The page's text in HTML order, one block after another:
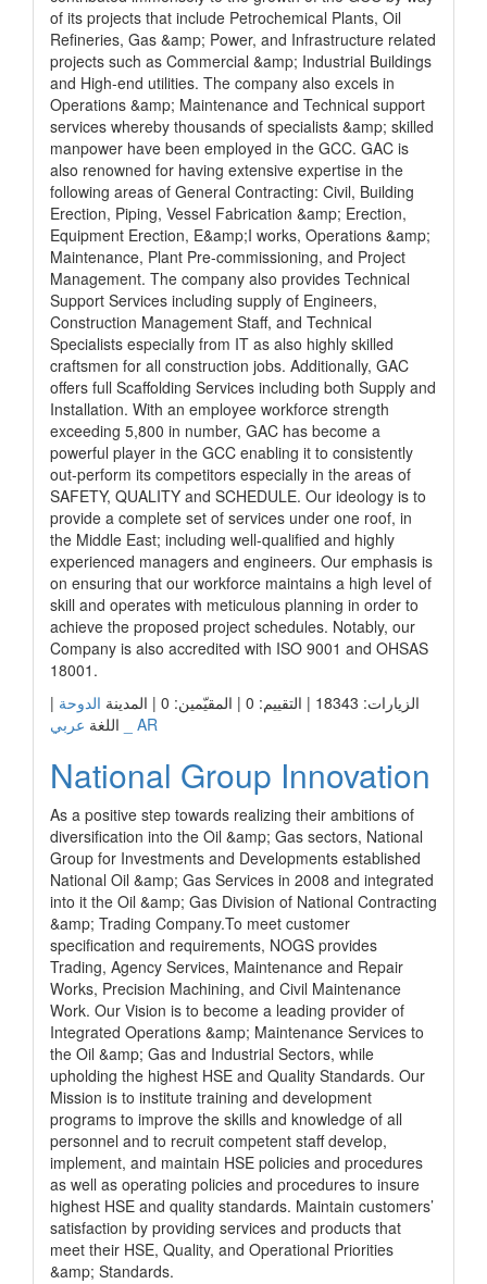
of its projects that include Petrochemical Plants, Oil
Refineries, Gas &amp; Power, and Infrastructure related
projects such as Commercial &amp; Industrial Buildings
and High-end utilities. The company also excels in
Operations &amp; Maintenance and Technical support
services whereby thousands of specialists &amp; skilled
manpower have been employed in the GCC. GAC is
also renowned for having extensive expertise in the
following areas of General Contracting: Civil, Building
Erection, Piping, Vessel Fabrication &amp; Erection,
Equipment Erection, E&amp;I works, Operations &amp;
Maintenance, Plant Pre-commissioning, and Project
Management. The company also provides Technical
Support Services including supply of Engineers,
Construction Management Staff, and Technical
Specialists especially from IT as also highly skilled
craftsmen for all construction jobs. Additionally, GAC
offers full Scaffolding Services including both Supply and
Installation. With an employee workforce strength
exceeding 5,800 in number, GAC has become a
powerful player in the GCC enabling it to consistently
out-perform its competitors especially in the areas of
SAFETY, QUALITY and SCHEDULE. Our ideology is to
provide a complete set of services under one roof, in
the Middle East; including well-qualified and highly
experienced managers and engineers. Our emphasis is
on ensuring that our workforce maintains a high level of
skill and operates with meticulous planning in order to
achieve the proposed project schedules. Notably, our
Company is also accredited with ISO 9001 and OHSAS
18001.
الزيارات: 18343 | التقييم: 0 | المقيّمين: 0 | المدينة
الدوحة |
اللغة عربي _ AR
National Group Innovation
As a positive step towards realizing their ambitions of
diversification into the Oil &amp; Gas sectors, National
Group for Investments and Developments established
National Oil &amp; Gas Services in 2008 and integrated
into it the Oil &amp; Gas Division of National Contracting
&amp; Trading Company.To meet customer
specification and requirements, NOGS provides
Trading, Agency Services, Maintenance and Repair
Works, Precision Machining, and Civil Maintenance
Work. Our Vision is to become a leading provider of
Integrated Operations &amp; Maintenance Services to
the Oil &amp; Gas and Industrial Sectors, while
upholding the highest HSE and Quality Standards. Our
Mission is to institute training and development
programs to improve the skills and knowledge of all
personnel and to recruit competent staff develop,
implement, and maintain HSE policies and procedures
as well as operating policies and procedures to insure
highest HSE and quality standards. Maintain customers’
satisfaction by providing services and products that
meet their HSE, Quality, and Operational Priorities
&amp; Standards.